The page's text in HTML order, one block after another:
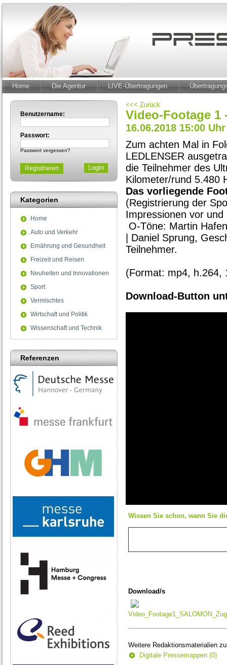
Home Die Agentur LIVE-Übertragungen
Benutzername:
Passwort:
Passwort vergessen?
Registrieren
Kategorien
Home
Auto und Verkehr
Ernährung und Gesundheit
Freizeit und Reisen
Neuheiten und Innovationen
Sport
Vermischtes
Wirtschaft und Politik
Wissenschaft und Technik
Referenzen
<<< Zurück
Video-Footage 1
16.06.2018 15:00 Uhr
Zum achten Mal in
LEDLENSER
die Teilnehmer des
Kilometer/rund 5.480
Das vorliegende
(Registrierung der
Impressionen vor
O-Töne: Martin
| Daniel Sprung,
Teilnehmer.
(Format: mp4, h.264,
Download-Button
seconds
Wissen Sie schon, wann Sie
Download/s
Weitere Redaktionsmaterialien
Digitale Pressemappen (0)